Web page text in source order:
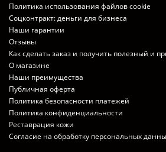
Политика использования файлов cookie
Соцконтракт: деньги для бизнеса
Наши гарантии
Отзывы
Как сделать заказ и получить полезный и
О магазине
Наши преимущества
Публичная оферта
Политика безопасности платежей
Политика конфиденциальности
Реставрация кожи
Согласие на обработку персональных